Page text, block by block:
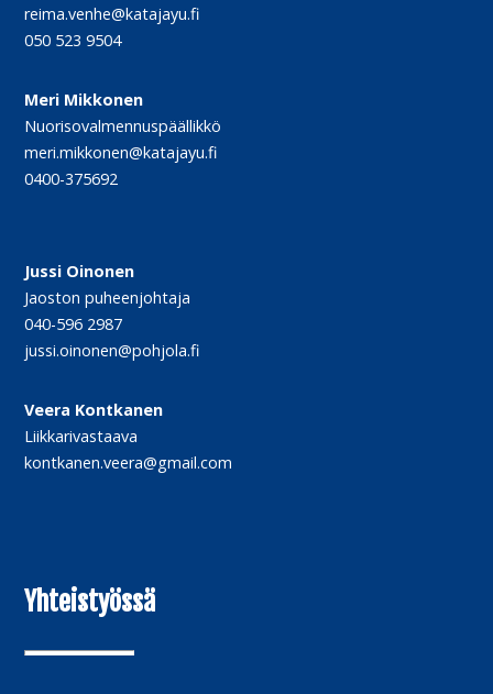
reima.venhe@katajayu.fi
050 523 9504
Meri Mikkonen
Nuorisovalmennuspäällikkö
meri.mikkonen@katajayu.fi
0400-375692
Jussi Oinonen
Jaoston puheenjohtaja
040-596 2987
jussi.oinonen@pohjola.fi
Veera Kontkanen
Liikkarivastaava
kontkanen.veera@gmail.com
Yhteistyössä